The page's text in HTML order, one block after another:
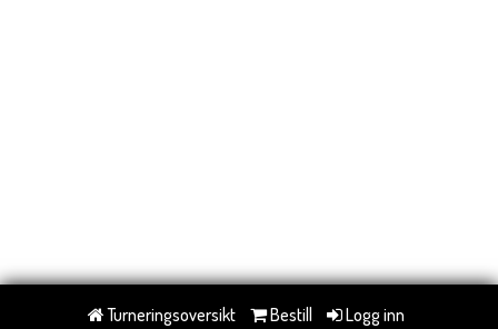
Turneringsoversikt Bestill Logg inn